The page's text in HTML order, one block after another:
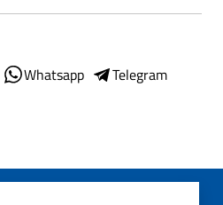
Whatsapp
Telegram